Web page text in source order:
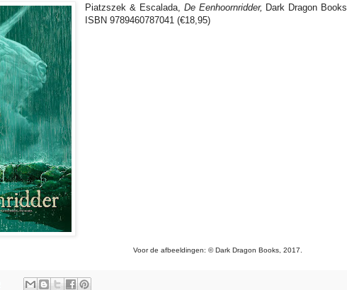
Piatzszek & Escalada, De Eenhoornridder, Dark Dragon Books,
ISBN 9789460787041 (€18,95)
Voor de afbeeldingen: © Dark Dragon Books, 2017.